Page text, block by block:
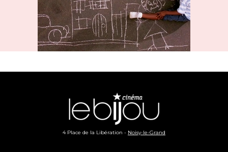
4 Place de la Libération - Noisy-le-Grand